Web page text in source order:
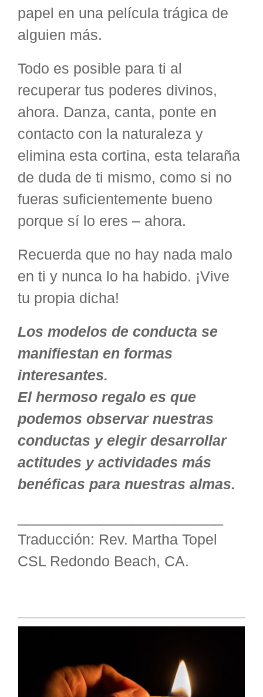
papel en una película trágica de
alguien más.
Todo es posible para ti al
recuperar tus poderes divinos,
ahora. Danza, canta, ponte en
contacto con la naturaleza y
elimina esta cortina, esta telaraña
de duda de ti mismo, como si no
fueras suficientemente bueno
porque sí lo eres – ahora.
Recuerda que no hay nada malo
en ti y nunca lo ha habido. ¡Vive
tu propia dicha!
Los modelos de conducta se
manifiestan en formas
interesantes.
El hermoso regalo es que
podemos observar nuestras
conductas y elegir desarrollar
actitudes y actividades más
benéficas para nuestras almas.
Traducción: Rev. Martha Topel
CSL Redondo Beach, CA.